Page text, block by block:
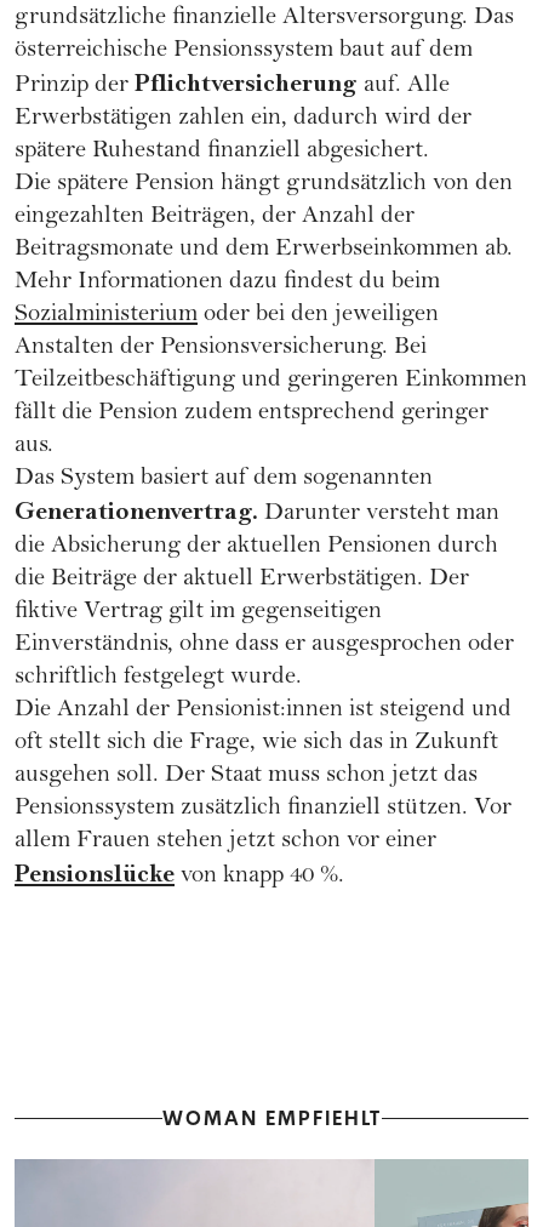
grundsätzliche finanzielle Altersversorgung. Das
österreichische Pensionssystem baut auf dem
Prinzip der Pflichtversicherung auf. Alle
Erwerbstätigen zahlen ein, dadurch wird der
spätere Ruhestand finanziell abgesichert.
Die spätere Pension hängt grundsätzlich von den
eingezahlten Beiträgen, der Anzahl der
Beitragsmonate und dem Erwerbseinkommen ab.
Mehr Informationen dazu findest du beim
Sozialministerium oder bei den jeweiligen
Anstalten der Pensionsversicherung. Bei
Teilzeitbeschäftigung und geringeren Einkommen
fällt die Pension zudem entsprechend geringer
aus.
Das System basiert auf dem sogenannten
Generationenvertrag. Darunter versteht man
die Absicherung der aktuellen Pensionen durch
die Beiträge der aktuell Erwerbstätigen. Der
fiktive Vertrag gilt im gegenseitigen
Einverständnis, ohne dass er ausgesprochen oder
schriftlich festgelegt wurde.
Die Anzahl der Pensionist:innen ist steigend und
oft stellt sich die Frage, wie sich das in Zukunft
ausgehen soll. Der Staat muss schon jetzt das
Pensionssystem zusätzlich finanziell stützen. Vor
allem Frauen stehen jetzt schon vor einer
Pensionslücke von knapp 40 %.
WOMAN EMPFIEHLT